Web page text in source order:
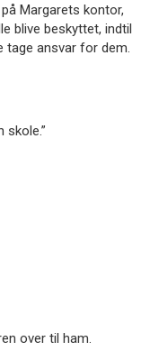
Margarets kontor,
blive beskyttet, indtil
tage ansvar for dem.
skole.”
over til ham.